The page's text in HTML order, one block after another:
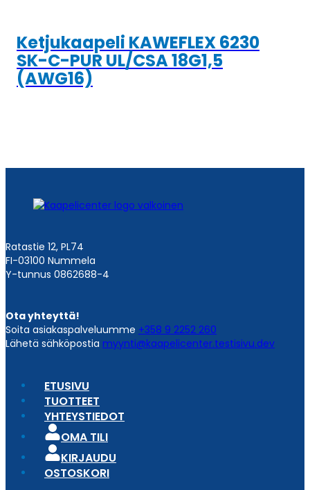
Ketjukaapeli KAWEFLEX 6230
SK-C-PUR UL/CSA 18G1,5
(AWG16)
Ratastie 12, PL74
FI-03100 Nummela
Y-tunnus 0862688-4
Ota yhteyttä!
Soita asiakaspalveluumme +358 9 2252 260
Lähetä sähköpostia myynti@kaapelicenter.testisivu.dev
ETUSIVU
TUOTTEET
YHTEYSTIEDOT
OMA TILI
KIRJAUDU
OSTOSKORI